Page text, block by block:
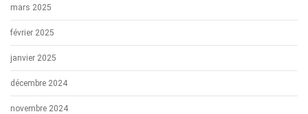
mars 2025
février 2025
janvier 2025
décembre 2024
novembre 2024